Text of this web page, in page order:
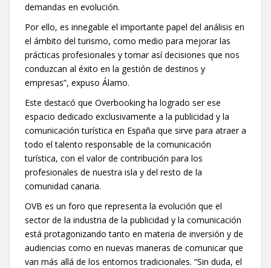
demandas en evolución.
Por ello, es innegable el importante papel del análisis en
el ámbito del turismo, como medio para mejorar las
prácticas profesionales y tomar así decisiones que nos
conduzcan al éxito en la gestión de destinos y
empresas”, expuso Álamo.
Este destacó que Overbooking ha logrado ser ese
espacio dedicado exclusivamente a la publicidad y la
comunicación turística en España que sirve para atraer a
todo el talento responsable de la comunicación
turística, con el valor de contribución para los
profesionales de nuestra isla y del resto de la
comunidad canaria.
OVB es un foro que representa la evolución que el
sector de la industria de la publicidad y la comunicación
está protagonizando tanto en materia de inversión y de
audiencias como en nuevas maneras de comunicar que
van más allá de los entornos tradicionales. “Sin duda, el